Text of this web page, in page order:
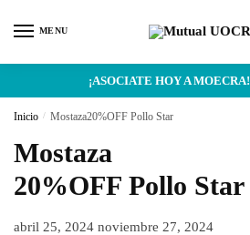
MENU
¡ASOCIATE HOY A MOECRA!
Inicio / Mostaza20%OFF Pollo Star
Mostaza
20%OFF Pollo Star
abril 25, 2024 noviembre 27, 2024